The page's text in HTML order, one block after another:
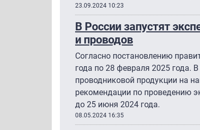
23.09.2024 10:23
В России запустят
и проводов
Согласно постановлению
года по 28 февраля 2025 года.
проводниковой продукции на
рекомендации по проведению
до 25 июня 2024 года.
08.05.2024 16:35